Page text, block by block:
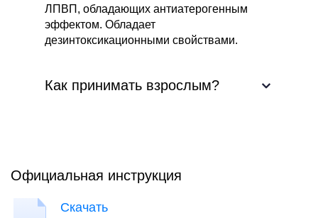
ЛПВП, обладающих антиатерогенным
эффектом. Обладает
дезинтоксикационными свойствами.
Как принимать взрослым?
0,1 г (1–2 таблетки). Курс лечения 1 месяц.
Официальная инструкция
Скачать